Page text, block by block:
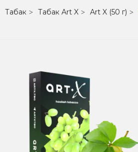
Табак Табак Art X Art X (50 г)